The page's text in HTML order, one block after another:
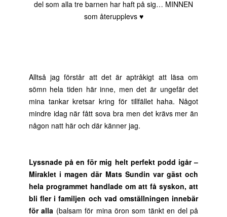
del som alla tre barnen har haft på sig… MINNEN
som återupplevs ♥
Alltså jag förstår att det är aptråkigt att läsa om
sömn hela tiden här inne, men det är ungefär det
mina tankar kretsar kring för tillfället haha. Något
mindre idag när fått sova bra men det krävs mer än
någon natt här och där känner jag.
Lyssnade på en för mig helt perfekt podd igår –
Miraklet i magen där Mats Sundin var gäst och
hela programmet handlade om att få syskon, att
bli fler i familjen och vad omställningen innebär
för alla (balsam för mina öron som tänkt en del på